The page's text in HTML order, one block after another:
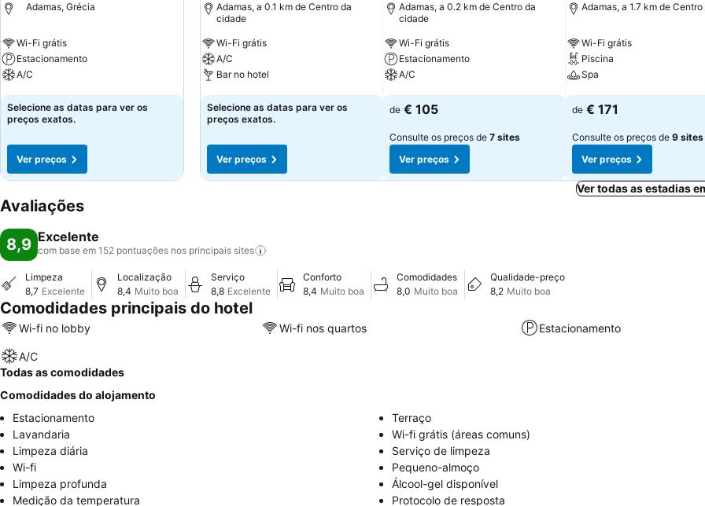
Adamas, Grécia
Wi-Fi grátis
Estacionamento
A/C
Ver preços
Selecione as datas para ver os
preços exatos.
Ver preços
Adamas, a 0.1 km de Centro da
cidade
Wi-Fi grátis
A/C
Bar no hotel
Ver preços
Selecione as datas para ver os
preços exatos.
Ver preços
Adamas, a 0.2 km de Centro da
cidade
Wi-Fi grátis
Estacionamento
A/C
Ver preços
de € 105
Consulte os preços de 7 sites
Ver preços
Adamas, a 1.7 km de
Wi-Fi grátis
Piscina
Spa
Ver preços
de € 171
Consulte os preços de 9 sites
Ver preços
Ver todas as estadias
Avaliações
8,9 Excelente
com base em 152 pontuações nos principais sites
Limpeza
8,7 Excelente
Localização
8,4 Muito boa
Serviço
8,8 Excelente
Conforto
8,4 Muito boa
Comodidades
8,0 Muito boa
Qualidade-preço
8,2 Muito boa
Comodidades principais do hotel
Wi-fi no lobby Wi-fi nos quartos Estacionamento
A/C
Todas as comodidades
Comodidades do alojamento
Estacionamento
Terraço
Lavandaria
Wi-fi grátis (áreas comuns)
Limpeza diária
Serviço de limpeza
Wi-fi
Pequeno-almoço
Limpeza profunda
Álcool-gel disponível
Medição da temperatura
Protocolo de resposta